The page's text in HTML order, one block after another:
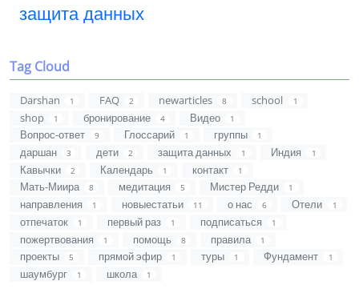
защита данных
Tag Cloud
Darshan 1 FAQ 2 newarticles 8 school 1
shop 1 бронирование 4 Видео 1
Вопрос-ответ 9 Глоссарий 1 группы 1
даршан 3 дети 2 защита данных 1 Индия 1
Кавычки 2 Календарь 1 контакт 1
Мать-Миира 8 медитация 5 Мистер Редди 1
направления 1 новыестатьи 11 о нас 6 Отели 1
отпечаток 1 первый раз 1 подписаться 1
пожертвования 1 помощь 8 правила 1
проекты 5 прямой эфир 1 туры 1 Фундамент 1
шаумбург 1 школа 1